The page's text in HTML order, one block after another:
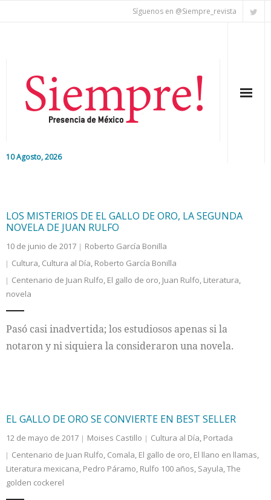
Síguenos en @Siempre_revista
10 Agosto, 2026
Nacional
Colaboradores
Internacional
Cultura
LOS MISTERIOS DE EL GALLO DE ORO, LA SEGUNDA
NOVELA DE JUAN RULFO
10 de junio de 2017
Roberto García Bonilla
Cultura, Cultura al Día, Roberto García Bonilla
Centenario de Juan Rulfo, El gallo de oro, Juan Rulfo, Literatura,
novela
Pasó casi inadvertida; los estudiosos apenas si la
notaron y ni siquiera la consideraron una novela.
EL GALLO DE ORO SE CONVIERTE EN BEST SELLER
12 de mayo de 2017 Moises Castillo Cultura al Día, Portada
Centenario de Juan Rulfo, Comala, El gallo de oro, El llano en llamas,
Literatura mexicana, Pedro Páramo, Rulfo 100 años, Sayula,The
golden cockerel